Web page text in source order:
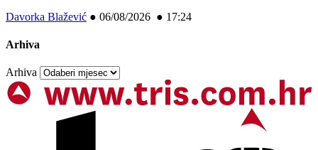
Davorka Blažević ● 06/08/2026 ● 17:24
Arhiva
Arhiva